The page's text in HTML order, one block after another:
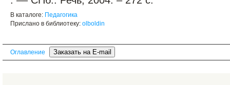
В каталоге: Педагогика
Прислано в библиотеку: olboldin
Оглавление